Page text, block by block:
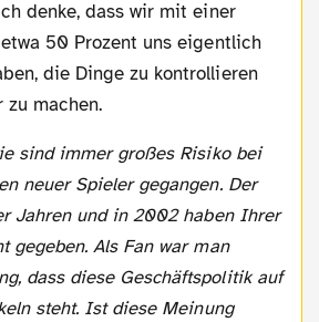
denke, dass wir mit einer
50 Prozent uns eigentlich
die Dinge zu kontrollieren
zu machen.
neuer Spieler gegangen. Der
Jahren und in 2002 haben Ihrer
gegeben. Als Fan war man
dass diese Geschäftspolitik auf
steht. Ist diese Meinung